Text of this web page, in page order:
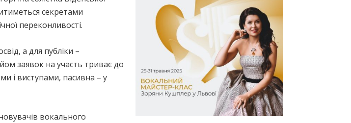
секретами
переконливості.
а для публіки –
заявок на участь триває до
і виступами, пасивна – у
вокального